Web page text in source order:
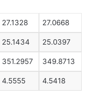
27.1328 27.0668
25.1434 25.0397
351.2957 349.8713
4.5555 4.5418